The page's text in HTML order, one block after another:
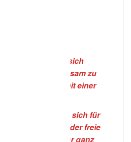
Sie haben sich
Ihren Weg gemeinsam zu
Ihre Liebe mit einer
keine Rolle, ob Sie sich für
kirchliche oder freie
– es soll Ihr ganz